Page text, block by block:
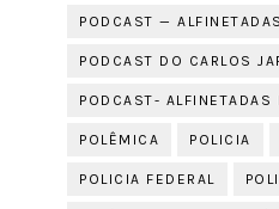
PODCAST —
PODCAST DO CARLOS
PODCAST- ALFINETADAS
POLÊMICA POLICIA
POLICIA FEDERAL